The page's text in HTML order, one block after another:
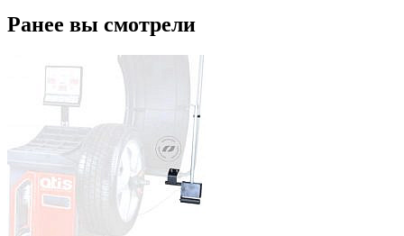
Ранее вы смотрели